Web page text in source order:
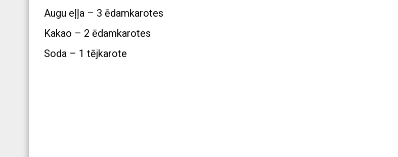
Augu eļļa – 3 ēdamkarotes
Kakao – 2 ēdamkarotes
Soda – 1 tējkarote